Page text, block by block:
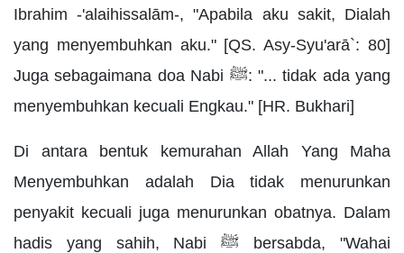
Ibrahim -'alaihissalām-, "Apabila aku sakit, Dialah
yang menyembuhkan aku." [QS. Asy-Syu'arā`: 80]
Juga sebagaimana doa Nabi ﷺ: "... tidak ada yang
menyembuhkan kecuali Engkau." [HR. Bukhari]
Di antara bentuk kemurahan Allah Yang Maha
Menyembuhkan adalah Dia tidak menurunkan
penyakit kecuali juga menurunkan obatnya. Dalam
hadis yang sahih, Nabi ﷺ bersabda, "Wahai